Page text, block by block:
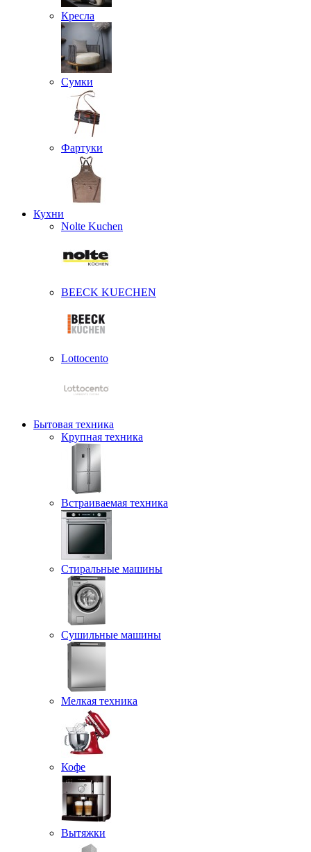
Кресла
Сумки
Фартуки
Кухни
Nolte Kuchen
BEECK KUECHEN
Lottocento
Бытовая техника
Крупная техника
Встраиваемая техника
Стиральные машины
Сушильные машины
Мелкая техника
Кофе
Вытяжки